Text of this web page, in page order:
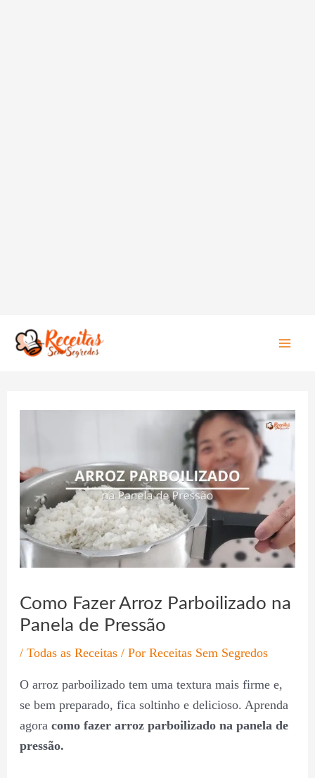
Como Fazer Arroz Parboilizado na
Panela de Pressão
/ Todas as Receitas/ Por Receitas Sem Segredos
O arroz parboilizado tem uma textura mais firme e,
se bem preparado, fica soltinho e delicioso. Aprenda
agora como fazer arroz parboilizado na panela de
pressão.